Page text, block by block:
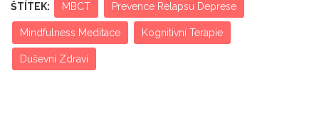
ŠTÍTEK: MBCT Prevence Relapsu Deprese
Mindfulness Meditace Kognitivní Terapie
Duševní Zdraví